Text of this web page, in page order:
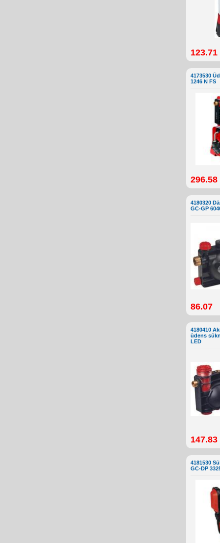
123.71
4173530
1246 N FS
296.58
4180320
GC-GP
86.07
4180410
ūdens
LED
147.83
4181530
GC-DP